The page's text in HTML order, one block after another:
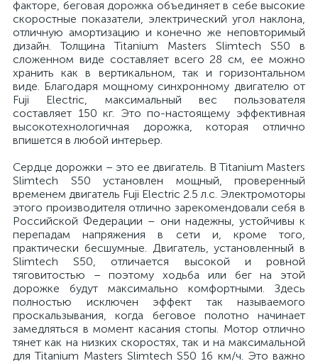
факторе, беговая дорожка объединяет в себе высокие
скоростные показатели, электрический угол наклона,
отличную амортизацию и конечно же неповторимый
дизайн. Толщина Titanium Masters Slimtech S50 в
сложенном виде составляет всего 28 см, ее можно
хранить как в вертикальном, так и горизонтальном
виде. Благодаря мощному синхронному двигателю от
Fuji Electric, максимальный вес пользователя
составляет 150 кг. Это по-настоящему эффективная
высокотехнологичная дорожка, которая отлично
впишется в любой интерьер.
Сердце дорожки – это ее двигатель. В Titanium Masters
Slimtech S50 установлен мощный, проверенный
временем двигатель Fuji Electric 2.5 л.с. Электромоторы
этого производителя отлично зарекомендовали себя в
Российской Федерации – они надежны, устойчивы к
перепадам напряжения в сети и, кроме того,
практически бесшумные. Двигатель, установленный в
Slimtech S50, отличается высокой и ровной
тяговитостью – поэтому ходьба или бег на этой
дорожке будут максимально комфортными. Здесь
полностью исключен эффект так называемого
проскальзывания, когда беговое полотно начинает
замедляться в момент касания стопы. Мотор отлично
тянет как на низких скоростях, так и на максимальной
для Titanium Masters Slimtech S50 16 км/ч. Это важно